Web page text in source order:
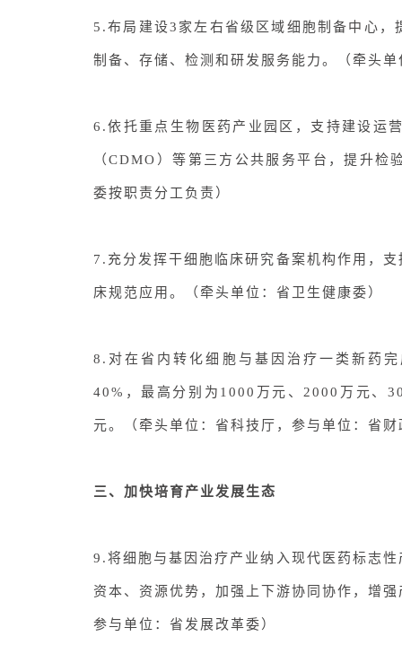
5.布局建设3家左右省级区域细胞制备中心
制备、存储、检测和研发服务能力。（牵头单
6.依托重点生物医药产业园区，支持建设运
（CDMO ）等第三方公共服务平台，提升检
委按职责分工负责）
7.充分发挥干细胞临床研究备案机构作用，
床规范应用。（牵头单位：省卫生健康委）
8.对在省内转化细胞与基因治疗一类新药
40%，最高分别为1000万元、2000万元、
元。（牵头单位：省科技厅，参与单位：省财
三、加快培育产业发展生态
9.将细胞与基因治疗产业纳入现代医药标志
资本、资源优势，加强上下游协同协作，增
参与单位：省发展改革委）